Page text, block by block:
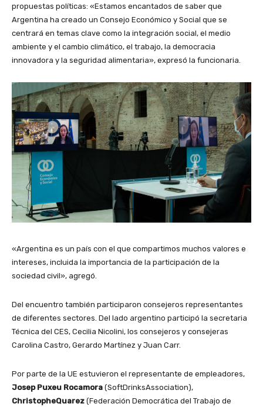
propuestas políticas: «Estamos encantados de saber que
Argentina ha creado un Consejo Económico y Social que se
centrará en temas clave como la integración social, el medio
ambiente y el cambio climático, el trabajo, la democracia
innovadora y la seguridad alimentaria», expresó la funcionaria.
«Argentina es un país con el que compartimos muchos valores e
intereses, incluida la importancia de la participación de la
sociedad civil», agregó.
Del encuentro también participaron consejeros representantes
de diferentes sectores. Del lado argentino participó la secretaria
Técnica del CES, Cecilia Nicolini, los consejeros y consejeras
Carolina Castro, Gerardo Martínez y Juan Carr.
Por parte de la UE estuvieron el representante de empleadores,
Josep Puxeu Rocamora (SoftDrinksAssociation),
ChristopheQuarez (Federación Democrática del Trabajo de